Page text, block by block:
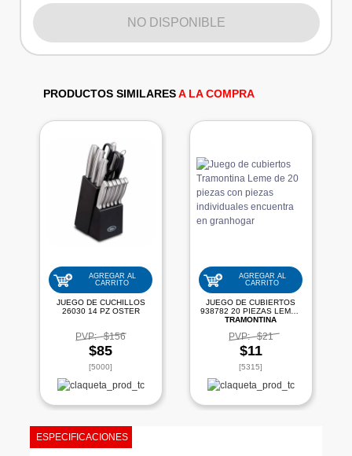
NO DISPONIBLE
PRODUCTOS SIMILARESA LA COMPRA
AGREGAR AL
CARRITO
JUEGO DE CUCHILLOS
26030 14 PZ OSTER
PVP: $156
$85
[5000]
AGREGAR AL
CARRITO
JUEGO DE CUBIERTOS
TRAMONTINA
PVP: $21
$11
[5315]
ESPECIFICACIONES